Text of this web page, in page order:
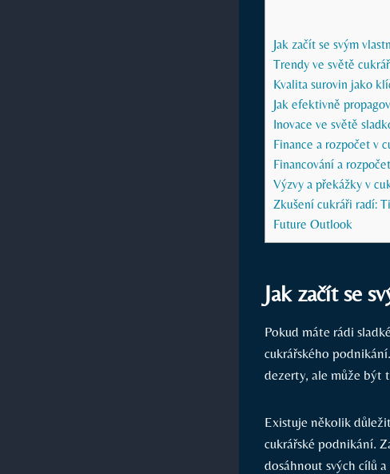
Jak začít se svým
Trendy ve světě
Kvalita surovin jako
Jak efektivně
Inovace ve světě
Finance a rozpočet v
Financování a
Výzvy a překážky v
Zkušení cukráři radí:
Future Outlook
Jak začít se
Pokud máte rádi
cukrářského
dezerty, ale může být
Existuje několik
cukrářské podnikání.
dosáhnout svých cílů